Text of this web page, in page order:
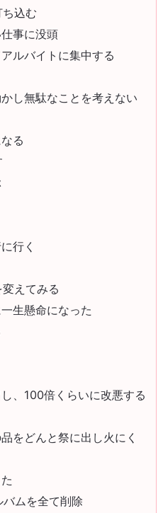
ち込む
事に没頭
ルバイトに集中する
し無駄なことを考えない
る
行く
変えてみる
生懸命になった
、100倍くらいに改悪する
をどんと祭に出し火にく
ムを全て削除